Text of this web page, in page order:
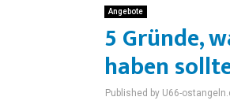
Angebote
5 Gründe,
haben
Published by U66-